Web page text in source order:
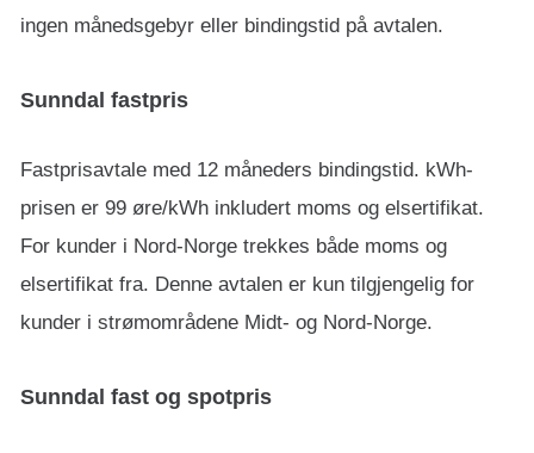
ingen månedsgebyr eller bindingstid på avtalen.
Sunndal fastpris
Fastprisavtale med 12 måneders bindingstid. kWh-
prisen er 99 øre/kWh inkludert moms og elsertifikat.
For kunder i Nord-Norge trekkes både moms og
elsertifikat fra. Denne avtalen er kun tilgjengelig for
kunder i strømområdene Midt- og Nord-Norge.
Sunndal fast og spotpris